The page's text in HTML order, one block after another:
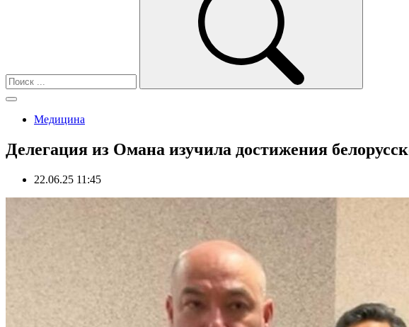
Медицина
Делегация из Омана изучила достижения
22.06.25 11:45